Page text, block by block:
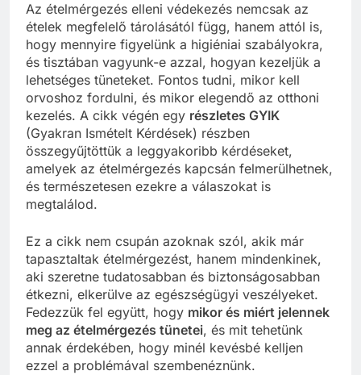
Az ételmérgezés elleni védekezés nemcsak az
ételek megfelelő tárolásától függ, hanem attól is,
hogy mennyire figyelünk a higiéniai szabályokra,
és tisztában vagyunk-e azzal, hogyan kezeljük a
lehetséges tüneteket. Fontos tudni, mikor kell
orvoshoz fordulni, és mikor elegendő az otthoni
kezelés. A cikk végén egy részletes GYIK
(Gyakran Ismételt Kérdések) részben
összegyűjtöttük a leggyakoribb kérdéseket,
amelyek az ételmérgezés kapcsán felmerülhetnek,
és természetesen ezekre a válaszokat is
megtalálod.
Ez a cikk nem csupán azoknak szól, akik már
tapasztaltak ételmérgezést, hanem mindenkinek,
aki szeretne tudatosabban és biztonságosabban
étkezni, elkerülve az egészségügyi veszélyeket.
Fedezzük fel együtt, hogy mikor és miért jelennek
meg az ételmérgezés tünetei, és mit tehetünk
annak érdekében, hogy minél kevésbé kelljen
ezzel a problémával szembenéznünk.